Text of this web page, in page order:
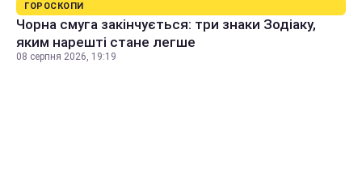
ГОРОСКОПИ
Чорна смуга закінчується: три знаки Зодіаку,
яким нарешті стане легше
08 серпня 2026, 19:19